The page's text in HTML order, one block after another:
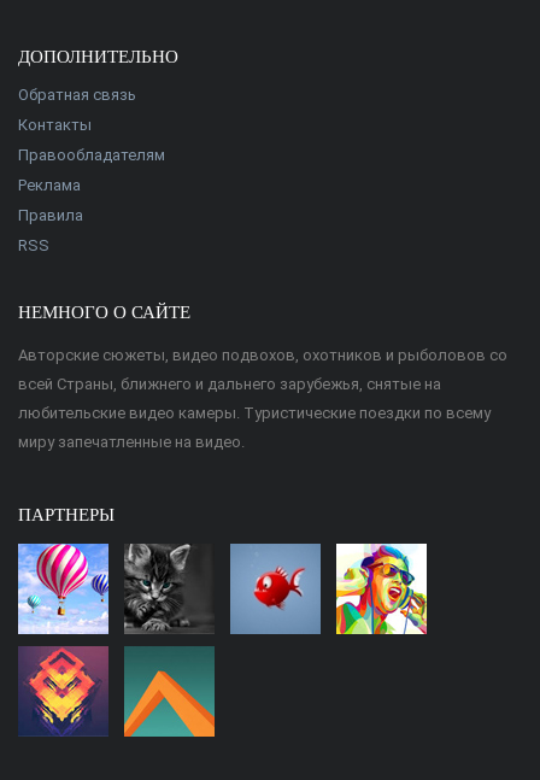
ДОПОЛНИТЕЛЬНО
Обратная связь
Контакты
Правообладателям
Реклама
Правила
RSS
НЕМНОГО О САЙТЕ
Авторские сюжеты, видео подвохов, охотников и рыболовов со
всей Страны, ближнего и дальнего зарубежья, снятые на
любительские видео камеры. Туристические поездки по всему
миру запечатленные на видео.
ПАРТНЕРЫ